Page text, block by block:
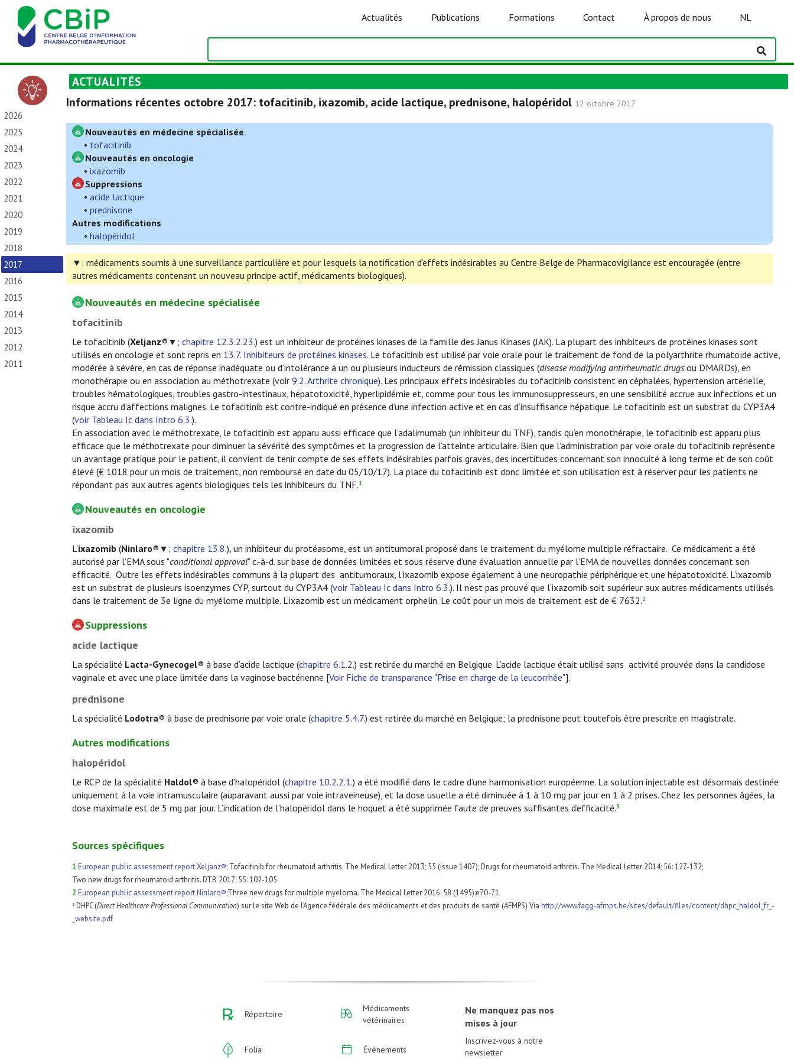
Actualités Publications Formations Contact À propos de nous NL
2026
2025
2024
2023
2022
2021
2020
2019
2018
2017
2016
2015
2014
2013
2012
2011
ACTUALITÉS
Informations récentes octobre 2017: tofacitinib, ixazomib, acide lactique, prednisone, halopéridol 12 octobre 2017
Nouveautés en médecine spécialisée
• tofacitinib
Nouveautés en oncologie
• ixazomib
Suppressions
• acide lactique
• prednisone
Autres modifications
• halopéridol
▼: médicaments soumis à une surveillance particulière et pour lesquels la notification d’effets indésirables au Centre Belge de Pharmacovigilance est encouragée (entre
autres médicaments contenant un nouveau principe actif, médicaments biologiques).
Nouveautés en médecine spécialisée
tofacitinib
Le tofacitinib (Xeljanz®▼; chapitre 12.3.2.23.) est un inhibiteur de protéines kinases de la famille des Janus Kinases (JAK). La plupart des inhibiteurs de protéines kinases sont
utilisés en oncologie et sont repris en 13.7. Inhibiteurs de protéines kinases. Le tofacitinib est utilisé par voie orale pour le traitement de fond de la polyarthrite rhumatoïde active,
modérée à sévère, en cas de réponse inadéquate ou d’intolérance à un ou plusieurs inducteurs de rémission classiques (disease modifying antirheumatic drugs ou DMARDs), en
monothérapie ou en association au méthotrexate (voir 9.2. Arthrite chronique). Les principaux effets indésirables du tofacitinib consistent en céphalées, hypertension artérielle,
troubles hématologiques, troubles gastro-intestinaux, hépatotoxicité, hyperlipidémie et, comme pour tous les immunosuppresseurs, en une sensibilité accrue aux infections et un
risque accru d’affections malignes. Le tofacitinib est contre-indiqué en présence d’une infection active et en cas d’insuffisance hépatique. Le tofacitinib est un substrat du CYP3A4
(voir Tableau Ic dans Intro 6.3.).
En association avec le méthotrexate, le tofacitinib est apparu aussi efficace que l’adalimumab (un inhibiteur du TNF), tandis qu’en monothérapie, le tofacitinib est apparu plus
efficace que le méthotrexate pour diminuer la sévérité des symptômes et la progression de l’atteinte articulaire. Bien que l’administration par voie orale du tofacitinib représente
un avantage pratique pour le patient, il convient de tenir compte de ses effets indésirables parfois graves, des incertitudes concernant son innocuité à long terme et de son coût
élevé (€ 1018 pour un mois de traitement, non remboursé en date du 05/10/17). La place du tofacitinib est donc limitée et son utilisation est à réserver pour les patients ne
répondant pas aux autres agents biologiques tels les inhibiteurs du TNF.1
Nouveautés en oncologie
ixazomib
L’ixazomib (Ninlaro®▼; chapitre 13.8.), un inhibiteur du protéasome, est un antitumoral proposé dans le traitement du myélome multiple réfractaire. Ce médicament a été
autorisé par l’EMA sous "conditional approval" c.-à-d. sur base de données limitées et sous réserve d’une évaluation annuelle par l’EMA de nouvelles données concernant son
efficacité. Outre les effets indésirables communs à la plupart des antitumoraux, l’ixazomib expose également à une neuropathie périphérique et une hépatotoxicité. L’ixazomib
est un substrat de plusieurs isoenzymes CYP, surtout du CYP3A4 (voir Tableau Ic dans Intro 6.3.). Il n’est pas prouvé que l’ixazomib soit supérieur aux autres médicaments utilisés
dans le traitement de 3e ligne du myélome multiple. L’ixazomib est un médicament orphelin. Le coût pour un mois de traitement est de € 7632.2
Suppressions
acide lactique
La spécialité Lacta-Gynecogel® à base d’acide lactique (chapitre 6.1.2.) est retirée du marché en Belgique. L’acide lactique était utilisé sans activité prouvée dans la candidose
vaginale et avec une place limitée dans la vaginose bactérienne [Voir Fiche de transparence "Prise en charge de la leucorrhée"].
prednisone
La spécialité Lodotra® à base de prednisone par voie orale (chapitre 5.4.7.) est retirée du marché en Belgique; la prednisone peut toutefois être prescrite en magistrale.
Autres modifications
halopéridol
Le RCP de la spécialité Haldol® à base d’halopéridol (chapitre 10.2.2.1.) a été modifié dans le cadre d’une harmonisation européenne. La solution injectable est désormais destinée
uniquement à la voie intramusculaire (auparavant aussi par voie intraveineuse), et la dose usuelle a été diminuée à 1 à 10 mg par jour en 1 à 2 prises. Chez les personnes âgées, la
dose maximale est de 5 mg par jour. L’indication de l’halopéridol dans le hoquet a été supprimée faute de preuves suffisantes d’efficacité.3
Sources spécifiques
1 European public assessment report Xeljanz®; Tofacitinib for rheumatoid arthritis. The Medical Letter 2013; 55 (issue 1407); Drugs for rheumatoid arthritis. The Medical Letter 2014; 56: 127-132;
Two new drugs for rheumatoid arthritis. DTB 2017; 55: 102-105
2 European public assessment report Ninlaro®;Three new drugs for multiple myeloma. The Medical Letter 2016; 58 (1495):e70-71
3 DHPC (Direct Healthcare Professional Communication) sur le site Web de l’Agence fédérale des médiicaments et des produits de santé (AFMPS) Via http://www.fagg-afmps.be/sites/default/files/content/dhpc_haldol_fr_-
_website.pdf
Répertoire
Folia
Médicaments
vétérinaires
Événements
Ne manquez pas nos
mises à jour
Inscrivez-vous à notre
newsletter